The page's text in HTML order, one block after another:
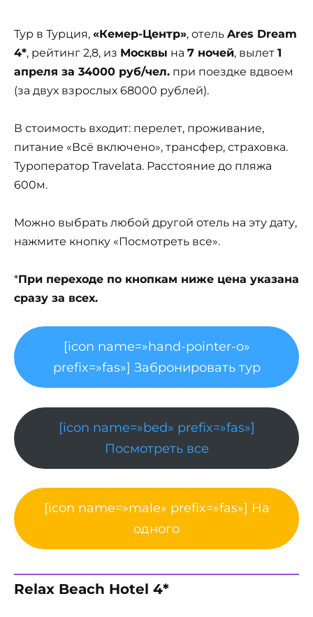
Тур в Турция, «Кемер-Центр», отель Ares Dream
4*, рейтинг 2,8, из Москвы на 7 ночей, вылет 1
апреля за 34000 руб/чел. при поездке вдвоем
(за двух взрослых 68000 рублей).
В стоимость входит: перелет, проживание,
питание «Всё включено», трансфер, страховка.
Туроператор Travelata. Расстояние до пляжа
600м.
Можно выбрать любой другой отель на эту дату,
нажмите кнопку «Посмотреть все».
*При переходе по кнопкам ниже цена указана
сразу за всех.
[icon name=»hand-pointer-o»
prefix=»fas»] Забронировать тур
[icon name=»bed» prefix=»fas»]
Посмотреть все
[icon name=»male» prefix=»fas»] На
одного
Relax Beach Hotel 4*